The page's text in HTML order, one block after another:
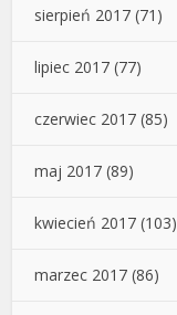
sierpień 2017 (71)
lipiec 2017 (77)
czerwiec 2017 (85)
maj 2017 (89)
kwiecień 2017 (103)
marzec 2017 (86)